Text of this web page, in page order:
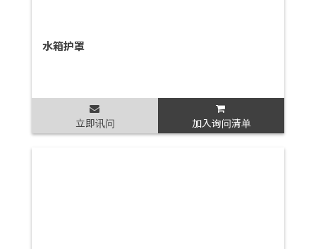
水箱护罩
立即讯问 加入询问清单